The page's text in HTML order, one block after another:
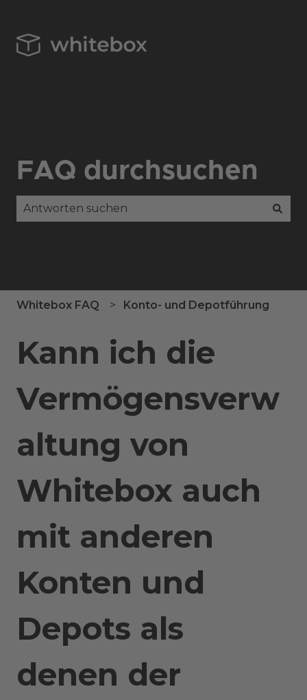
FAQ durchsuchen
Whitebox FAQ Konto- und Depotführung
Kann ich die
Vermögensverw
altung von
Whitebox auch
mit anderen
Konten und
Depots als
denen der